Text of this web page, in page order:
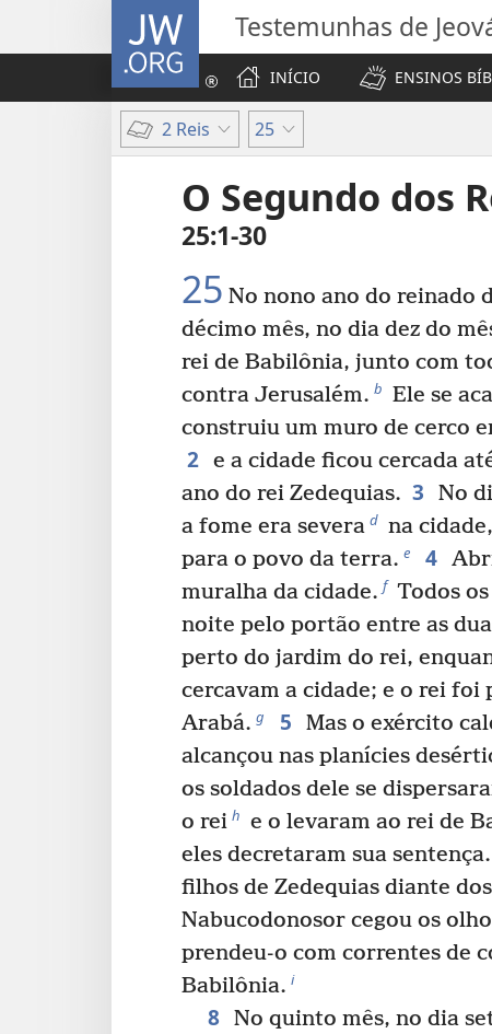
JW.ORG Testemunhas de
INÍCIO
ENSINOS
2 Reis 25
O Segundo dos
25:1-30
25 No nono ano do reinado
décimo mês, no dia dez do
rei de Babilônia, junto com
contra Jerusalém. b Ele se
construiu um muro de cerco
2 e a cidade ficou cercada
ano do rei Zedequias. 3
No
a fome era severa d na
para o povo da terra. e 4
muralha da cidade. f Todos
noite pelo portão entre as
perto do jardim do rei,
cercavam a cidade; e o rei foi
Arabá. g 5
Mas o exército
alcançou nas planícies
os soldados dele se
o rei h e o levaram ao rei de
eles decretaram sua sentença.
filhos de Zedequias diante
Nabucodonosor cegou os
prendeu-o com correntes de
Babilônia. i
8 No quinto mês, no dia